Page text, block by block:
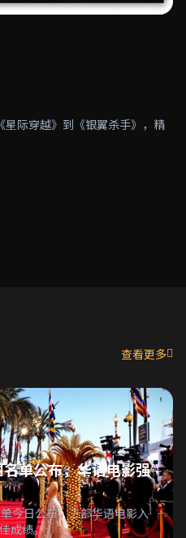
际穿越》到《银翼杀手》，精
查看更多
单公布，华语电影强
今日公布，三部华语电影入
成绩。